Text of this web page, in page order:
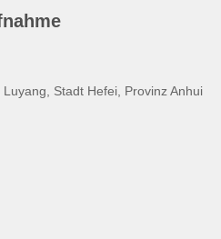
Stadt Hefei, Provinz Anhui